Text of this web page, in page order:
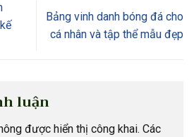
Bảng vinh danh bóng đá cho
cá nhân và tập thể mẫu đẹp
luận
được hiển thị công khai. Các